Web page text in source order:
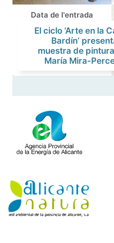
Data de l'entrada
El ciclo ‘Arte en la
Bardín’
muestra de
María Mira-